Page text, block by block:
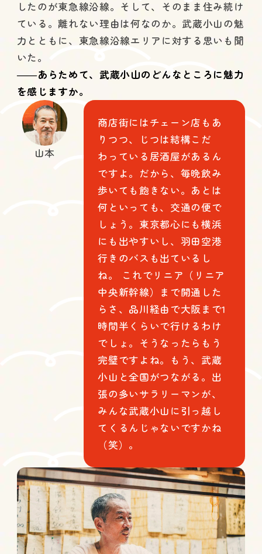
したのが東急線沿線。そして、そのまま住み続け
ている。離れない理由は何なのか。武蔵小山の魅
力とともに、東急線沿線エリアに対する思いも聞
いた。
――あらためて、武蔵小山のどんなところに魅力
を感じますか。
商店街にはチェーン店もあ
りつつ、じつは結構こだ
わっている居酒屋があるん
ですよ。だから、毎晩飲み
歩いても飽きない。あとは
何といっても、交通の便で
しょう。東京都心にも横浜
にも出やすいし、羽田空港
行きのバスも出ているし
ね。 これでリニア（リニア
中央新幹線）まで開通した
らさ、品川経由で大阪まで1
時間半くらいで行けるわけ
でしょ。そうなったらもう
完璧ですよね。もう、武蔵
小山と全国がつながる。出
張の多いサラリーマンが、
みんな武蔵小山に引っ越し
てくるんじゃないですかね
（笑）。
山本